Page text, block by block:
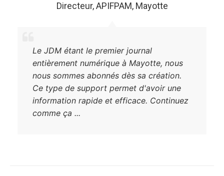
Directeur,APIFPAM, Mayotte
Le JDM étant le premier journal
entièrement numérique à Mayotte, nous
nous sommes abonnés dès sa création.
Ce type de support permet d'avoir une
information rapide et efficace. Continuez
comme ça ...